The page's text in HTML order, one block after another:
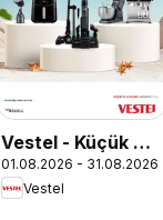
Vestel - Küçük Ev
Aletleri
01.08.2026 - 31.08.2026
Vestel